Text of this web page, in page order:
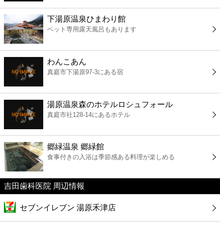
スーパー
エンタメ
レジャー
書店
ファミレス
ファーストフード
カフェ
下湯原温泉ひまわり館
ペット専用露天風呂もあります
わんこあん
真庭市下湯原97-3にある宿
湯原温泉森のホテルロシュフォール
真庭市社128-14にあるホテル
郷緑温泉 郷緑館
食事付きの入浴は季節感ある料理が楽しめる
吉田歯科医院 周辺情報
セブンイレブン 湯原禾津店